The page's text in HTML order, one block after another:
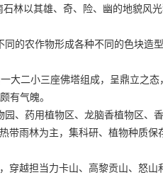
林以其雄、奇、险、幽的地貌风
的农作物形成各种不同的色块造
大二小三座佛塔组成，呈鼎立之
有气魄。
、药用植物区、龙脑香植物区、
雨林为主，集科研、植物种质
穿越担当力卡山、高黎贡山、怒